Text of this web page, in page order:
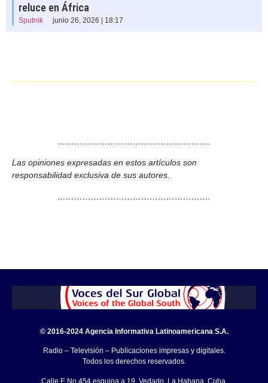
reluce en África
Sputnik junio 26, 2026 | 18:17
……………………………………………….
Las opiniones expresadas en estos artículos son
responsabilidad exclusiva de sus autores.
……………………………………………….
© 2016-2024 Agencia Informativa Latinoamericana S.A.
Radio – Televisión – Publicaciones impresas y digitales.
Todos los derechos reservados.
Calle E No.454 esquina a 19, Vedado, La Habana, Cuba.